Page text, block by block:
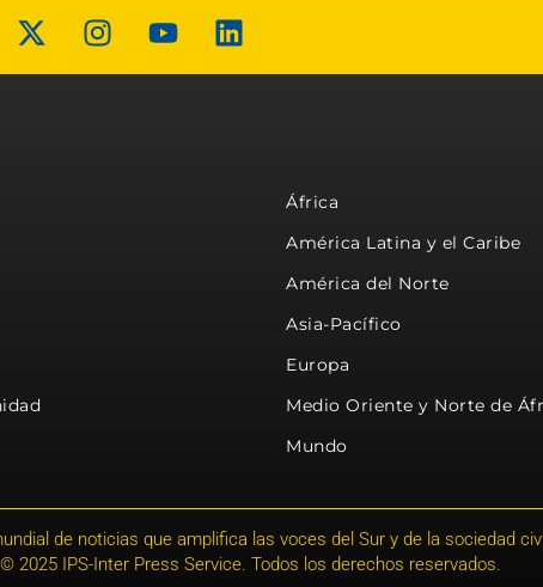
África
América Latina y el Caribe
América del Norte
Asia-Pacífico
Europa
Medio Oriente y Norte de
Mundo
de noticias que amplifica las voces del Sur y de la sociedad
2025 IPS-Inter Press Service. Todos los derechos reservados.